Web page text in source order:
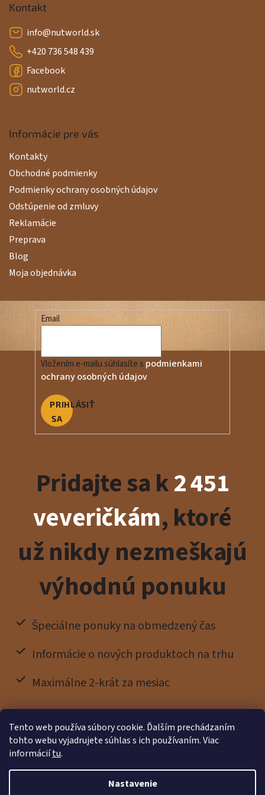
Tento web používa súbory cookie. Ďalším prechádzaním
tohto webu vyjadrujete súhlas s ich používaním. Viac
informáciítu.
Nastavenie
e
Kontakt
info@nutworld.sk
+420 736 548 439
Facebook
nutworld.cz
Informácie pre vás
Kontakty
Obchodné podmienky
Podmienky ochrany osobných údajov
Odstúpenie od zmluvy
Reklamácie
Preprava
Blog
Moja objednávka
Email
Vložením e-mailu súhlasíte s podmienkami
ochrany osobných údajov
PRIHLÁSIŤ
SA
Pridajte sa k2 451
veveričkám, ktoré
už nikdy nezmeškajú
výhodnú ponuku
Špeciálne ponuky na obmedzený čas
Informácie o nových produktoch na trhu
Maximálne 2-krát za mesiac